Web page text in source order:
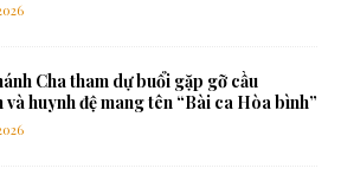
Cha tham dự buổi gặp gỡ cầu
và huynh đệ mang tên “Bài ca Hòa bình”